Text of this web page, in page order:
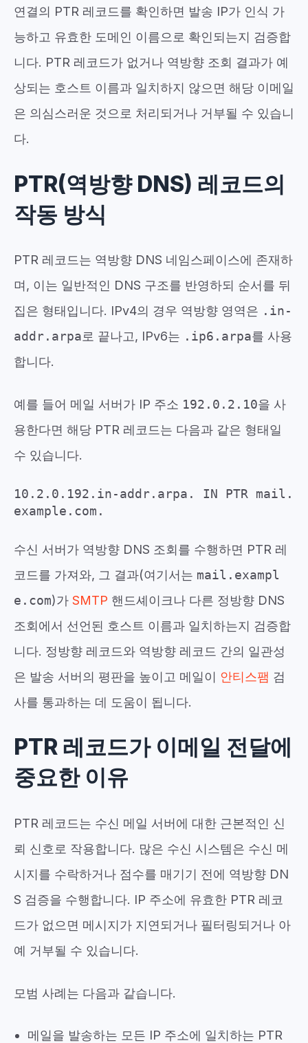
연결의 PTR 레코드를 확인하면 발송 IP가 인식 가
능하고 유효한 도메인 이름으로 확인되는지 검증합
니다. PTR 레코드가 없거나 역방향 조회 결과가 예
상되는 호스트 이름과 일치하지 않으면 해당 이메일
은 의심스러운 것으로 처리되거나 거부될 수 있습니
다.
PTR(역방향 DNS) 레코드의
작동 방식
PTR 레코드는 역방향 DNS 네임스페이스에 존재하
며, 이는 일반적인 DNS 구조를 반영하되 순서를 뒤
집은 형태입니다. IPv4의 경우 역방향 영역은 .in-
addr.arpa로 끝나고, IPv6는 .ip6.arpa를 사용
합니다.
예를 들어 메일 서버가 IP 주소 192.0.2.10을 사
용한다면 해당 PTR 레코드는 다음과 같은 형태일
수 있습니다.
10.2.0.192.in-addr.arpa. IN PTR mail.
example.com.
수신 서버가 역방향 DNS 조회를 수행하면 PTR 레
코드를 가져와, 그 결과(여기서는 mail.exampl
e.com)가 SMTP 핸드셰이크나 다른 정방향 DNS
조회에서 선언된 호스트 이름과 일치하는지 검증합
니다. 정방향 레코드와 역방향 레코드 간의 일관성
은 발송 서버의 평판을 높이고 메일이 안티스팸 검
사를 통과하는 데 도움이 됩니다.
PTR 레코드가 이메일 전달에
중요한 이유
PTR 레코드는 수신 메일 서버에 대한 근본적인 신
뢰 신호로 작용합니다. 많은 수신 시스템은 수신 메
시지를 수락하거나 점수를 매기기 전에 역방향 DN
S 검증을 수행합니다. IP 주소에 유효한 PTR 레코
드가 없으면 메시지가 지연되거나 필터링되거나 아
예 거부될 수 있습니다.
모범 사례는 다음과 같습니다.
메일을 발송하는 모든 IP 주소에 일치하는 PTR